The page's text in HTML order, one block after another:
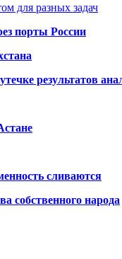
для разных задач
порты России
результатов
сливаются
собственного народа